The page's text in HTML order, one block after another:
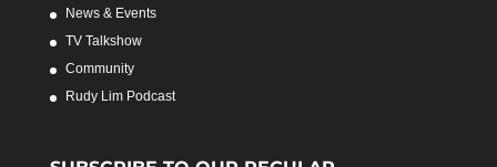
News & Events
TV Talkshow
Community
Rudy Lim Podcast